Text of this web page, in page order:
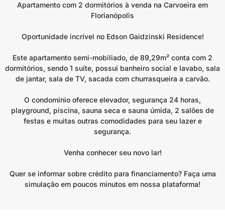
Apartamento com 2 dormitórios à venda na Carvoeira em
Florianópolis
Oportunidade incrível no Edson Gaidzinski Residence!
Este apartamento semi-mobiliado, de 89,29m² conta com 2
dormitórios, sendo 1 suíte, possui banheiro social e lavabo, sala
de jantar, sala de TV, sacada com churrasqueira a carvão.
O condomínio oferece elevador, segurança 24 horas,
playground, piscina, sauna seca e sauna úmida, 2 salões de
festas e muitas outras comodidades para seu lazer e
segurança.
Venha conhecer seu novo lar!
Quer se informar sobre crédito para financiamento? Faça uma
simulação em poucos minutos em nossa plataforma!